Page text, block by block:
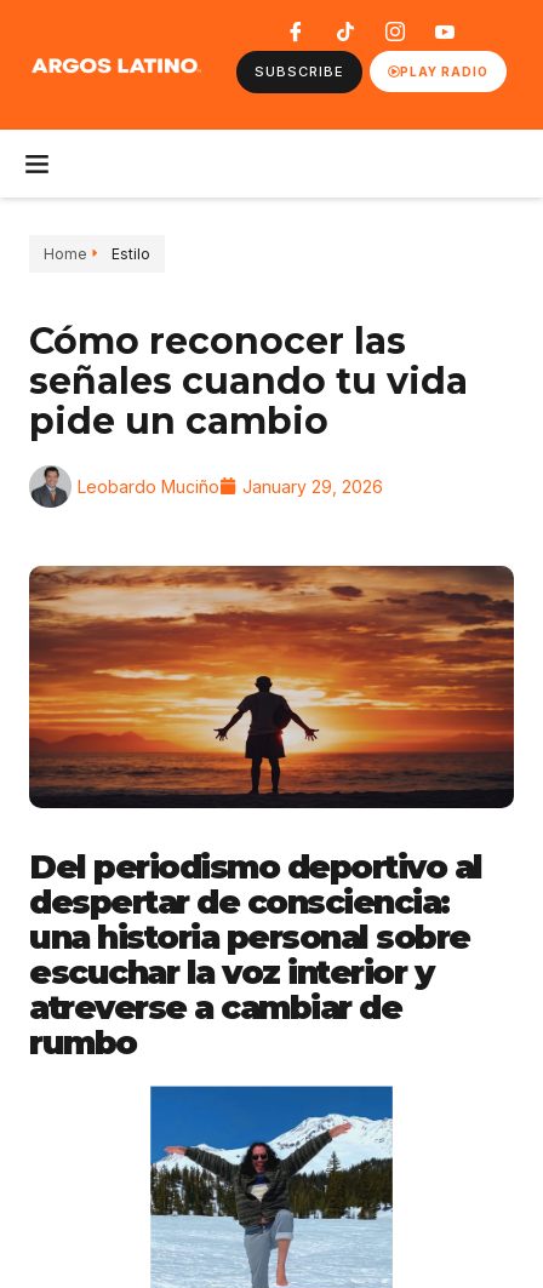
SUBSCRIBE PLAY RADIO
Home Estilo
Cómo reconocer las
señales cuando tu vida
pide un cambio
Leobardo Muciño January 29, 2026
Del periodismo deportivo al
despertar de consciencia:
una historia personal sobre
escuchar la voz interior y
atreverse a cambiar de
rumbo